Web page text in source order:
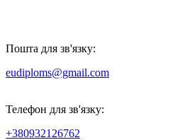
Пошта для зв'язку:
eudiploms@gmail.com
Телефон для зв'язку:
+380932126762